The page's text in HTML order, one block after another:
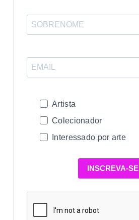
Artista
Colecionador
Interessado por arte
INSCREVA-SE